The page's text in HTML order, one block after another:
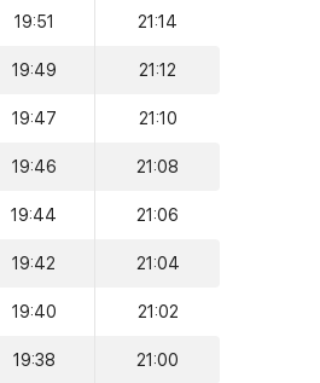
19:51 21:14
19:49 21:12
19:47 21:10
19:46 21:08
19:44 21:06
19:42 21:04
19:40 21:02
19:38 21:00